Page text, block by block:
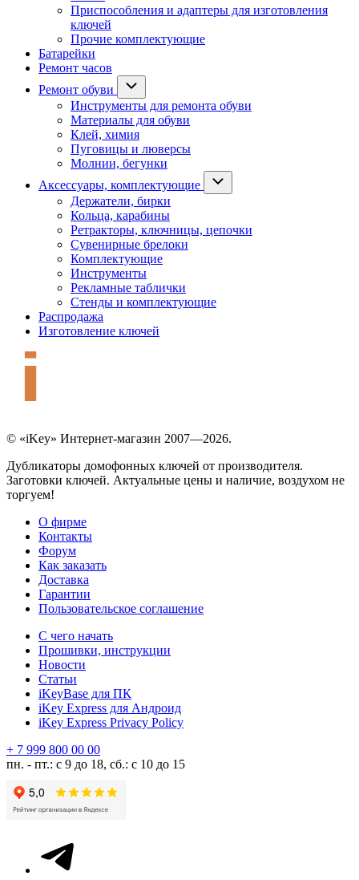
Приспособления и адаптеры для изготовления
ключей
Прочие комплектующие
Батарейки
Ремонт часов
Ремонт обуви
Инструменты для ремонта обуви
Материалы для обуви
Клей, химия
Пуговицы и люверсы
Молнии, бегунки
Аксессуары, комплектующие
Держатели, бирки
Кольца, карабины
Ретракторы, ключницы, цепочки
Сувенирные брелоки
Комплектующие
Инструменты
Рекламные таблички
Стенды и комплектующие
Распродажа
Изготовление ключей
© «iKey» Интернет-магазин 2007—2026.
Дубликаторы домофонных ключей от производителя.
Заготовки ключей. Актуальные цены и наличие, воздухом не
торгуем!
О фирме
Контакты
Форум
Как заказать
Доставка
Гарантии
Пользовательское соглашение
С чего начать
Прошивки, инструкции
Новости
Статьи
iKeyBase для ПК
iKey Express для Андроид
iKey Express Privacy Policy
+ 7 999 800 00 00
пн. - пт.: с 9 до 18, сб.: с 10 до 15